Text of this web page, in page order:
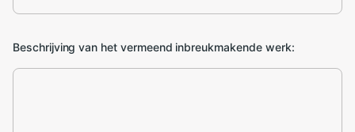
Beschrijving van het vermeend inbreukmakende werk: